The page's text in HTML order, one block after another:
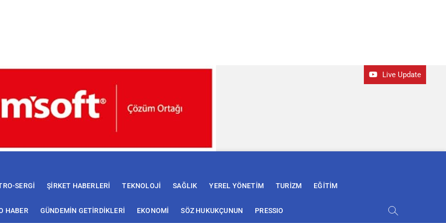
Live Update
SERGİ ŞİRKET HABERLERİ TEKNOLOJİ SAĞLIK YEREL YÖNETİM TURİZM EĞİTİM
HABER GÜNDEMİN GETİRDİKLERİ EKONOMİ SÖZ HUKUKÇUNUN PRESSIO